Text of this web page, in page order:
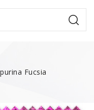
Fucsia